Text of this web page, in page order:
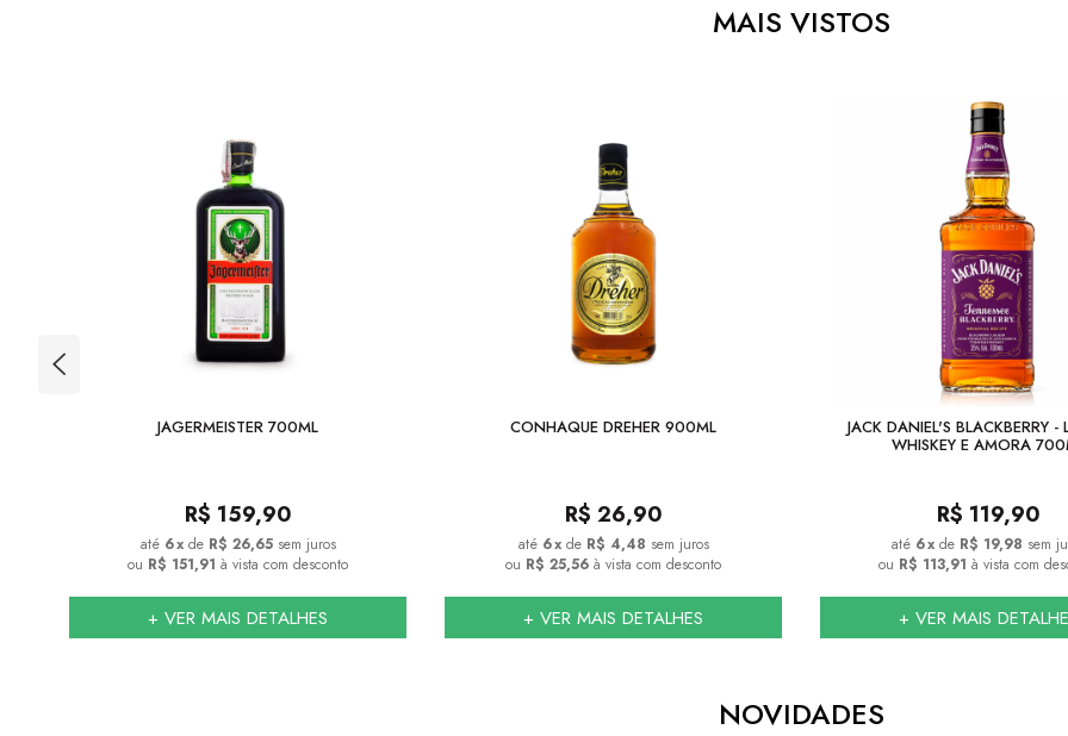
MAIS VISTOS
JAGERMEISTER 700ML
R$ 159,90
6x de R$ 26,65 sem juros
ou R$ 151,91 à vista com desconto
+ VER MAIS DETALHES
CONHAQUE DREHER 900ML
R$ 26,90
6x de R$ 4,48 sem juros
ou R$ 25,56 à vista com desconto
+ VER MAIS DETALHES
JACK DANIEL'S BLACKBERRY -
WHISKEY E AMORA
R$ 119,90
6x de R$ 19,98 sem
ou R$ 113,91 à vista com
+ VER MAIS
NOVIDADES